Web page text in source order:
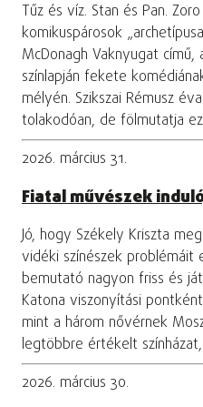
Tűz és víz. Stan és Pan.
komikuspárosok
McDonagh Vaknyugat című,
színlapján fekete
mélyén. Szikszai Rémusz
tolakodóan, de fölmutatja
2026. március 31.
Fiatal művészek
Jó, hogy Székely Kriszta
vidéki színészek problémáit
bemutató nagyon friss és
Katona viszonyítási
mint a három nővérnek
legtöbbre értékelt
2026. március 30.